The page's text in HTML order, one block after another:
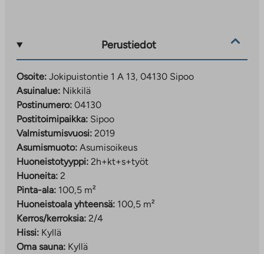
Perustiedot
Osoite: Jokipuistontie 1 A 13, 04130 Sipoo
Asuinalue: Nikkilä
Postinumero: 04130
Postitoimipaikka: Sipoo
Valmistumisvuosi: 2019
Asumismuoto: Asumisoikeus
Huoneistotyyppi: 2h+kt+s+työt
Huoneita: 2
Pinta-ala: 100,5 m²
Huoneistoala yhteensä: 100,5 m²
Kerros/kerroksia: 2/4
Hissi: Kyllä
Oma sauna: Kyllä